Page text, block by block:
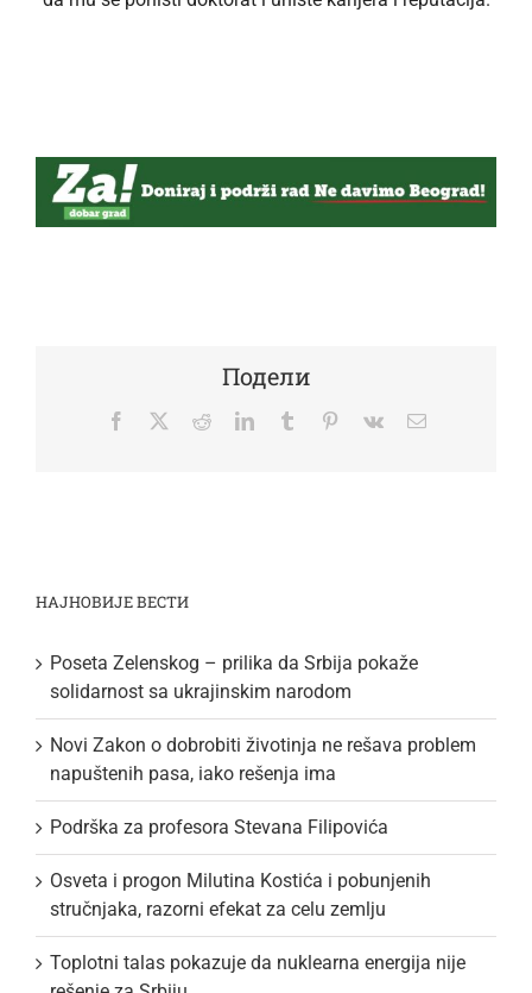
Подели
Facebook
TwitterRedditLinkedInTumblr Pinterest
Vk Email
НАЈНОВИЈЕ ВЕСТИ
Poseta Zelenskog – prilika da Srbija pokaže
solidarnost sa ukrajinskim narodom
Novi Zakon o dobrobiti životinja ne rešava problem
napuštenih pasa, iako rešenja ima
Podrška za profesora Stevana Filipovića
Osveta i progon Milutina Kostića i pobunjenih
stručnjaka, razorni efekat za celu zemlju
Toplotni talas pokazuje da nuklearna energija nije